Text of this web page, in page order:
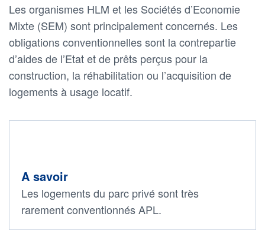
Les organismes HLM et les Sociétés d’Economie
Mixte (SEM) sont principalement concernés. Les
obligations conventionnelles sont la contrepartie
d’aides de l’Etat et de prêts perçus pour la
construction, la réhabilitation ou l’acquisition de
logements à usage locatif.
A savoir
Les logements du parc privé sont très
rarement conventionnés APL.